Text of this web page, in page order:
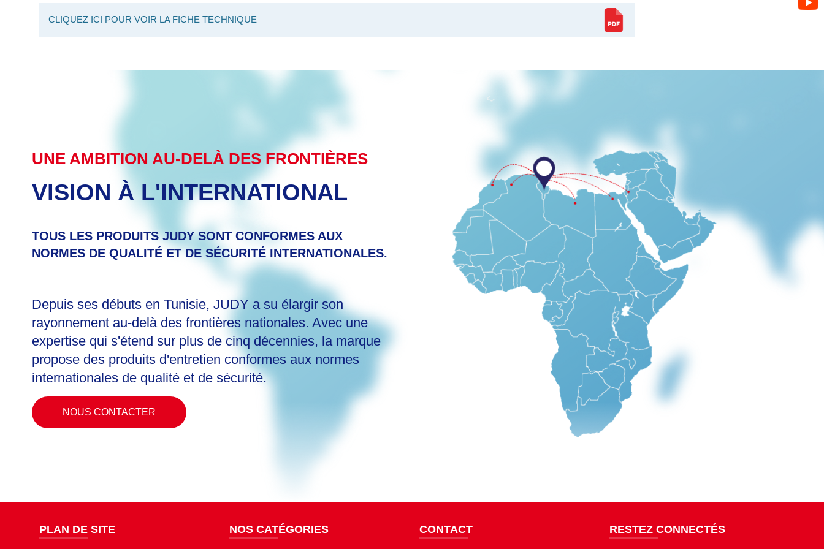
CLIQUEZ ICI POUR VOIR LA FICHE TECHNIQUE
UNE AMBITION AU-DELÀ DES FRONTIÈRES
VISION À L'INTERNATIONAL
TOUS LES PRODUITS JUDY SONT CONFORMES AUX
NORMES DE QUALITÉ ET DE SÉCURITÉ INTERNATIONALES.
Depuis ses débuts en Tunisie, JUDY a su élargir son
rayonnement au-delà des frontières nationales. Avec une
expertise qui s'étend sur plus de cinq décennies, la marque
propose des produits d'entretien conformes aux normes
internationales de qualité et de sécurité.
NOUS CONTACTER
PLAN DE SITE NOS CATÉGORIES CONTACT RESTEZ CONNECTÉS